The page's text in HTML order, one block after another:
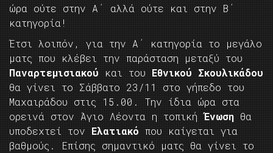
ώρα ούτε στην Α΄ αλλά ούτε και στην Β΄
κατηγορία!
Έτσι λοιπόν, για την Α΄ κατηγορία το μεγάλο
ματς που κλέβει την παράσταση μεταξύ του
Παναρτεμισιακού και του Εθνικού Σκουλικάδου
θα γίνει το Σάββατο 23/11 στο γήπεδο του
Μαχαιράδου στις 15.00. Την ίδια ώρα στα
ορεινά στον Άγιο Λέοντα η τοπικήΈνωση θα
υποδεχτεί τον Ελατιακό που καίγεται για
βαθμούς. Επίσης σημαντικό ματς θα γίνει το